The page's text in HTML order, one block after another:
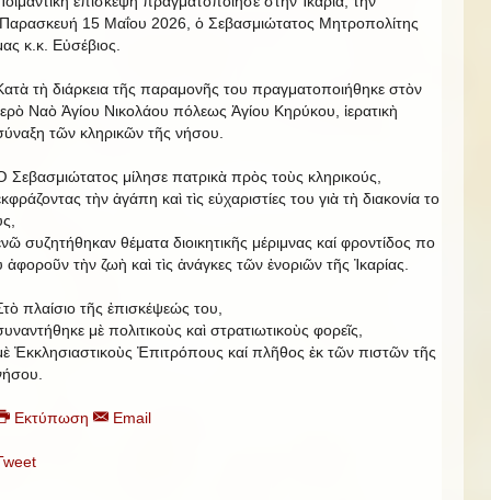
15 Μαΐου 2026, ὁ Σεβασμιώτατος Μητροπολίτης
κ.κ. Εὐσέβιος.
τὴ διάρκεια τῆς παραμονῆς του πραγματοποιήθηκε στὸν
Ναὸ Ἁγίου Νικολάου πόλεως Ἁγίου Κηρύκου, ἱερατικὴ
τῶν κληρικῶν τῆς νήσου.
Σεβασμιώτατος μίλησε πατρικὰ πρὸς τοὺς κληρικούς,
τὴν ἀγάπη καὶ τὶς εὐχαριστίες του γιὰ τὴ διακονία το
συζητήθηκαν θέματα διοικητικῆς μέριμνας καί φροντίδος πο
ἀφοροῦν τὴν ζωὴ καὶ τὶς ἀνάγκες τῶν ἐνοριῶν τῆς Ἰκαρίας.
πλαίσιο τῆς ἐπισκέψεώς του,
μὲ πολιτικοὺς καὶ στρατιωτικοὺς φορεῖς,
Ἐκκλησιαστικοὺς Ἐπιτρόπους καί πλῆθος ἐκ τῶν πιστῶν τῆς
Εκτύπωση Email